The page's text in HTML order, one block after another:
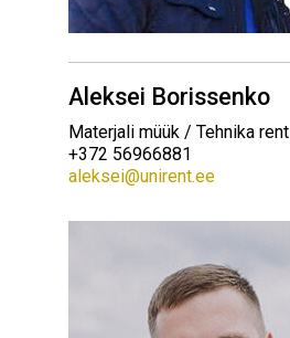
Aleksei Borissenko
Materjali müük / Tehnika rent
+372 56966881
aleksei@unirent.ee